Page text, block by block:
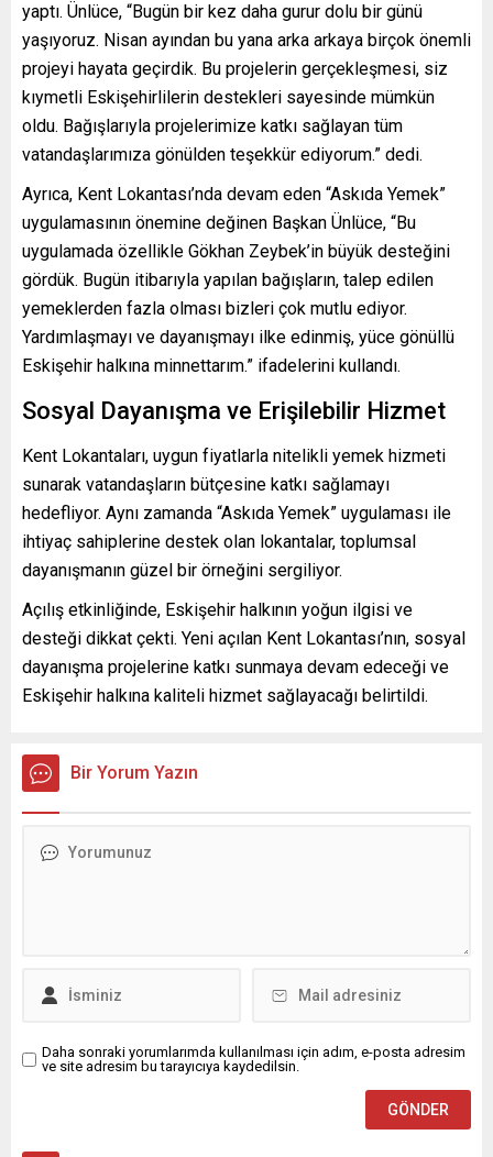
yaptı. Ünlüce, “Bugün bir kez daha gurur dolu bir günü
yaşıyoruz. Nisan ayından bu yana arka arkaya birçok önemli
projeyi hayata geçirdik. Bu projelerin gerçekleşmesi, siz
kıymetli Eskişehirlilerin destekleri sayesinde mümkün
oldu. Bağışlarıyla projelerimize katkı sağlayan tüm
vatandaşlarımıza gönülden teşekkür ediyorum.” dedi.
Ayrıca, Kent Lokantası’nda devam eden “Askıda Yemek”
uygulamasının önemine değinen Başkan Ünlüce, “Bu
uygulamada özellikle Gökhan Zeybek’in büyük desteğini
gördük. Bugün itibarıyla yapılan bağışların, talep edilen
yemeklerden fazla olması bizleri çok mutlu ediyor.
Yardımlaşmayı ve dayanışmayı ilke edinmiş, yüce gönüllü
Eskişehir halkına minnettarım.” ifadelerini kullandı.
Sosyal Dayanışma ve Erişilebilir Hizmet
Kent Lokantaları, uygun fiyatlarla nitelikli yemek hizmeti
sunarak vatandaşların bütçesine katkı sağlamayı
hedefliyor. Aynı zamanda “Askıda Yemek” uygulaması ile
ihtiyaç sahiplerine destek olan lokantalar, toplumsal
dayanışmanın güzel bir örneğini sergiliyor.
Açılış etkinliğinde, Eskişehir halkının yoğun ilgisi ve
desteği dikkat çekti. Yeni açılan Kent Lokantası’nın, sosyal
dayanışma projelerine katkı sunmaya devam edeceği ve
Eskişehir halkına kaliteli hizmet sağlayacağı belirtildi.
Bir Yorum Yazın
Daha sonraki yorumlarımda kullanılması için adım, e-posta adresim
ve site adresim bu tarayıcıya kaydedilsin.